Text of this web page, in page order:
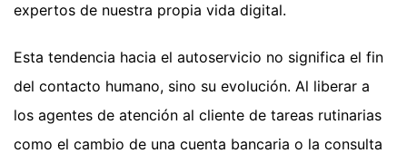
expertos de nuestra propia vida digital.
Esta tendencia hacia el autoservicio no significa el fin
del contacto humano, sino su evolución. Al liberar a
los agentes de atención al cliente de tareas rutinarias
como el cambio de una cuenta bancaria o la consulta